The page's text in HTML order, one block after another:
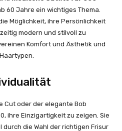
60 Jahre ein wichtiges Thema.
Möglichkeit, ihre Persönlichkeit
modern und stilvoll zu
Komfort und Ästhetik und
Cut oder der elegante Bob
ihre Einzigartigkeit zu zeigen. Sie
die Wahl der richtigen Frisur